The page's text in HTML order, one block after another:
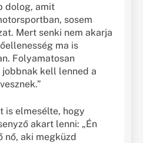
dolog, amit
sosem
Mert senki nem akarja
ma is
Folyamatosan
kell lenned a
is elmesélte, hogy
akart lenni: „Én
nő, aki megküzd